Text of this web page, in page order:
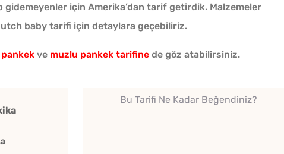
gidemeyenler için Amerika’dan tarif getirdik. Malzemeler
baby tarifi için detaylara geçebiliriz.
ve muzlu pankek tarifine de göz atabilirsiniz.
Bu Tarifi Ne Kadar Beğendiniz?
10 Kilo Domatesten Kaç
Nasıl Yapılır?